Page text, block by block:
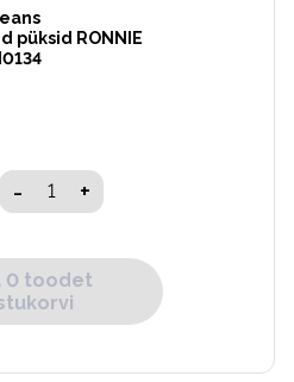
püksid RONNIE
- +
0 toodet